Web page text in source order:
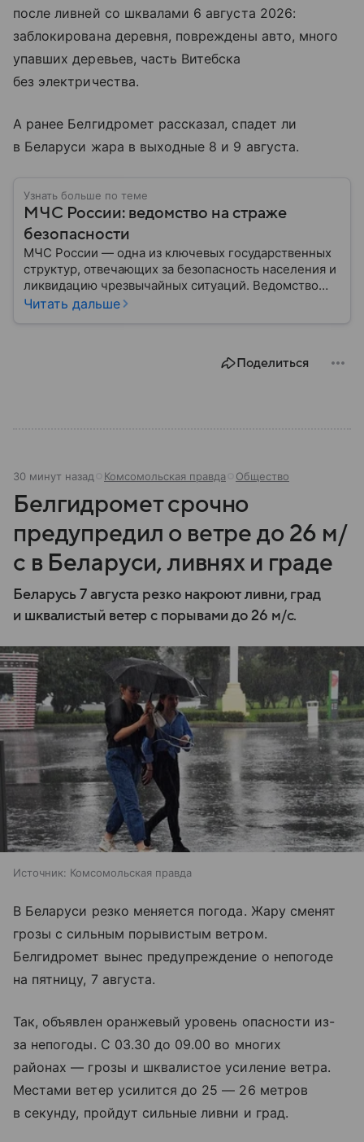
после ливней со шквалами 6 августа 2026:
заблокирована деревня, повреждены авто, много
упавших деревьев, часть Витебска
без электричества.
А ранее Белгидромет рассказал, спадет ли
в Беларуси жара в выходные 8 и 9 августа.
Узнать больше по теме
МЧС России: ведомство на страже
безопасности
МЧС России — одна из ключевых государственных
структур, отвечающих за безопасность населения и
ликвидацию чрезвычайных ситуаций. Ведомство
играет важную роль в защите граждан от
задачи выполняет и какую роль играет в
Читать дальше
Поделиться
30 минут назад Комсомольская правда Общество
Белгидромет срочно
предупредил о ветре до 26 м/
с в Беларуси, ливнях и граде
Беларусь 7 августа резко накроют ливни, град
и шквалистый ветер с порывами до 26 м/с.
Источник: Комсомольская правда
В Беларуси резко меняется погода. Жару сменят
грозы с сильным порывистым ветром.
Белгидромет вынес предупреждение о непогоде
на пятницу, 7 августа.
Так, объявлен оранжевый уровень опасности из-
за непогоды. С 03.30 до 09.00 во многих
районах — грозы и шквалистое усиление ветра.
Местами ветер усилится до 25 — 26 метров
в секунду, пройдут сильные ливни и град.